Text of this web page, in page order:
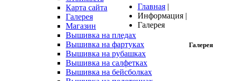
Карта сайта
Галерея
Магазин
Вышивка на пледах
Вышивка на фартуках
Вышивка на рубашках
Вышивка на салфетках
Вышивка на бейсболках
Главная |
Информация |
Галерея
Галерея